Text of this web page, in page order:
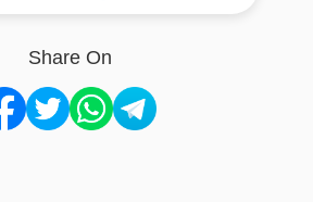
Share On